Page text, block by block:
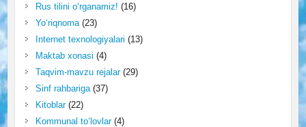
Rus tilini o‘rganamiz! (16)
Yo‘riqnoma(23)
Internet texnologiyalari (13)
Maktab xonasi (4)
Taqvim-mavzu rejalar(29)
Sinf rahbariga(37)
Kitoblar(22)
Kommunal to‘lovlar(4)